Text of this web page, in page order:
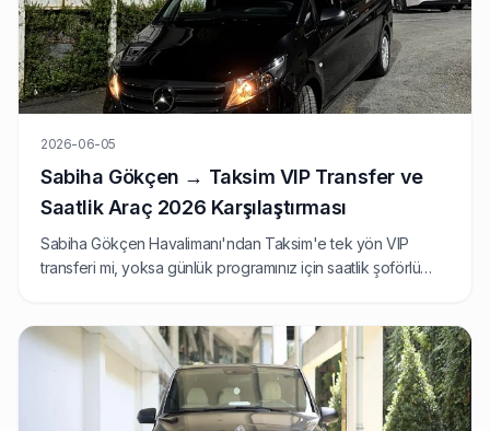
2026-06-05
Sabiha Gökçen → Taksim VIP Transfer ve
Saatlik Araç 2026 Karşılaştırması
Sabiha Gökçen Havalimanı'ndan Taksim'e tek yön VIP
transferi mi, yoksa günlük programınız için saatlik şoförlü